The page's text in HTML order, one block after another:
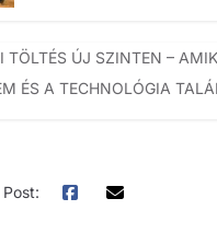
TÖLTÉS ÚJ SZINTEN –
ÉS A TECHNOLÓGIA